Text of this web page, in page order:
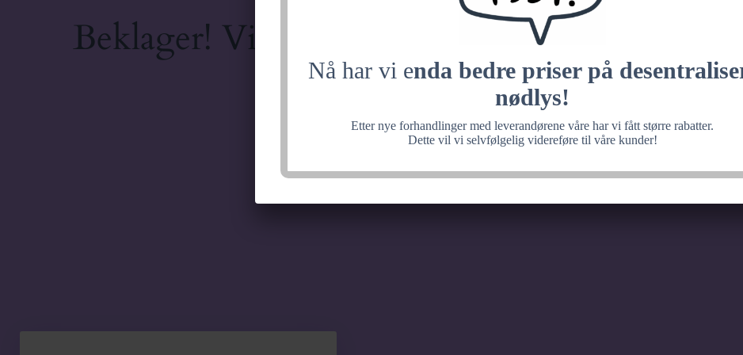
Nå har vi enda bedre priser på
nødlys!
Etter nye forhandlinger med leverandørene våre har vi fått større rabatter.
Dette vil vi selvfølgelig videreføre til våre kunder!
Beklager! Vi jobber med noe fantastisk,
senere.